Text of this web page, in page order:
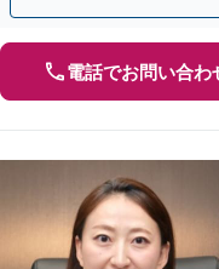
電話でお問い合わ